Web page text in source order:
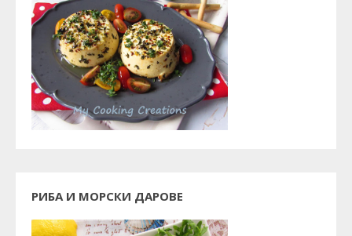
РИБА И МОРСКИ ДАРОВЕ